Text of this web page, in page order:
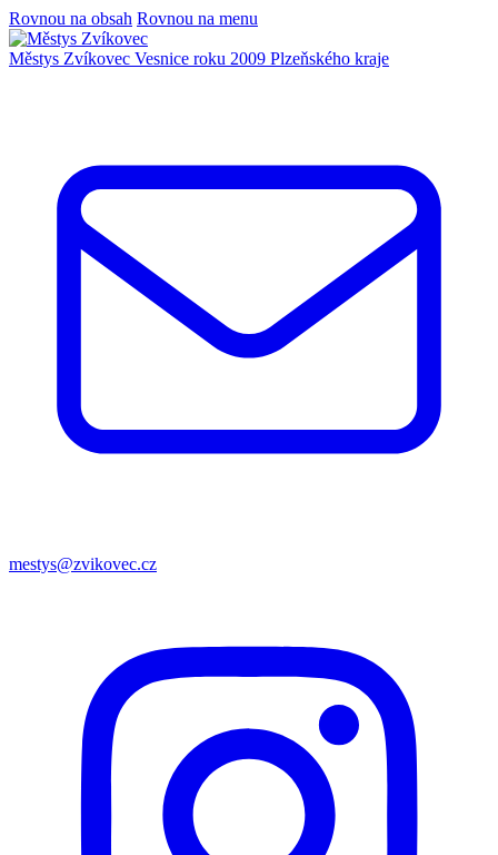
Rovnou na obsah Rovnou na menu
Městys Zvíkovec Vesnice roku 2009 Plzeňského kraje
mestys@zvikovec.cz